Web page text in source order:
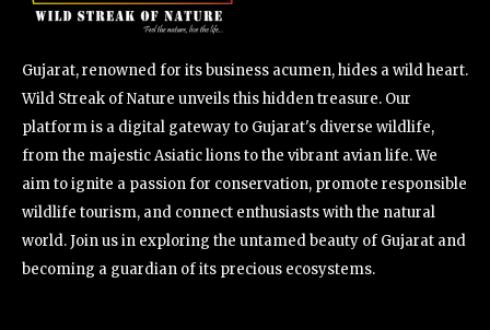
Gujarat, renowned for its business acumen, hides a wild heart.
Wild Streak of Nature unveils this hidden treasure. Our
platform is a digital gateway to Gujarat's diverse wildlife,
from the majestic Asiatic lions to the vibrant avian life. We
aim to ignite a passion for conservation, promote responsible
wildlife tourism, and connect enthusiasts with the natural
world. Join us in exploring the untamed beauty of Gujarat and
becoming a guardian of its precious ecosystems.